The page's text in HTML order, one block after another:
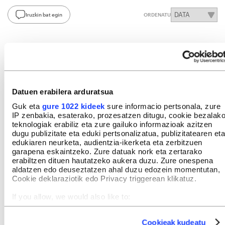
Datuen erabilera arduratsua
Guk eta gure 1022 kideek sure informacio pertsonala, zure
IP zenbakia, esaterako, prozesatzen ditugu, cookie bezalako
teknologiak erabiliz eta zure gailuko informazioak azitzen
dugu publizitate eta eduki pertsonalizatua, publizitatearen eta
edukiaren neurketa, audientzia-ikerketa eta zerbitzuen
garapena eskaintzeko. Zure datuak nork eta zertarako
erabiltzen dituen hautatzeko aukera duzu. Zure onespena
aldatzen edo deuseztatzen ahal duzu edozein momentutan,
Cookie deklaraziotik edo Privacy triggerean klikatuz.
If you allow, we would also like to:
Collect information about your geographical location
Cookieak kudeatu
Iruzkin bat egin ORDENATU